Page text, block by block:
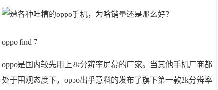
oppo find 7
oppo是国内较先用上2k分辨率屏幕的厂家。当其他手机厂商都
处于围观态度下，oppo出乎意料的发布了旗下第一款2k分辨率